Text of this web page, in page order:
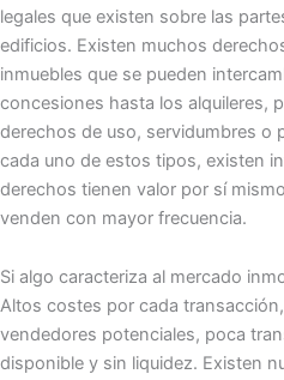
legales que existen sobre las
edificios. Existen muchos
inmuebles que se pueden
concesiones hasta los alquileres,
derechos de uso, servidumbres o
cada uno de estos tipos, existen
derechos tienen valor por sí
venden con mayor frecuencia.
Si algo caracteriza al mercado
Altos costes por cada
vendedores potenciales, poca
disponible y sin liquidez. Existen